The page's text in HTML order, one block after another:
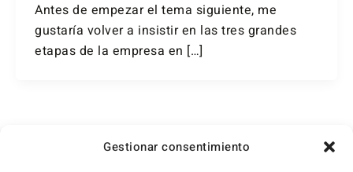
Gestionar consentimiento
Antes de empezar el tema siguiente, me
gustaría volver a insistir en las tres grandes
etapas de la empresa en […]
1 2 Siguiente